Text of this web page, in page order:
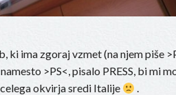
ki ima zgoraj vzmet (na njem piše
>PS<, pisalo PRESS, bi mi
okvirja sredi Italije
.